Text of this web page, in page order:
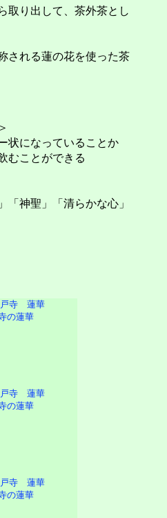
取り出して、茶外茶とし
される蓮の花を使った茶
状になっていることか
むことができる
神聖」「清らかな心」
の蓮華
の蓮華
の蓮華